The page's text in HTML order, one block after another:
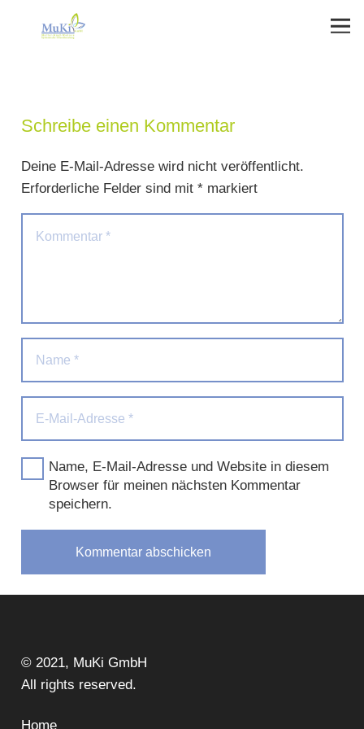
Schreibe einen Kommentar
Deine E-Mail-Adresse wird nicht veröffentlicht.
Erforderliche Felder sind mit *markiert
Name, E-Mail-Adresse und Website in diesem
Browser für meinen nächsten Kommentar
speichern.
Kommentar abschicken
© 2021, MuKi GmbH
All rights reserved.
Home